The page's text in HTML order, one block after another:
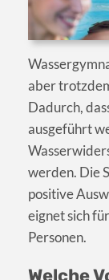
aber
Dadurch,
ausgeführt
werden. Die
positive
eignet sich
Personen.
Welche